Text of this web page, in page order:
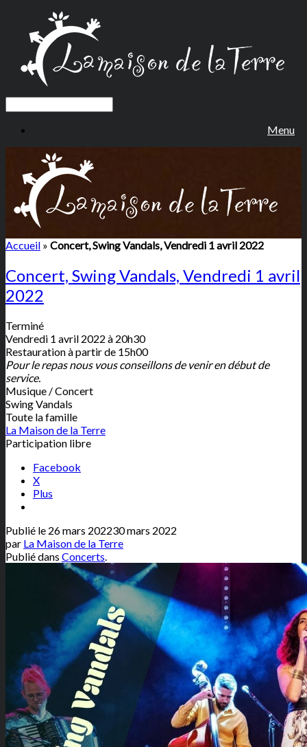
Menu
Accueil » Concert, Swing Vandals, Vendredi 1 avril 2022
Concert, Swing Vandals, Vendredi 1 avril
2022
Terminé
Vendredi 1 avril 2022 à 20h30
Restauration à partir de 15h00
Pour le repas nous vous conseillons de venir en début de
service.
Musique / Concert
Swing Vandals
Toute la famille
La Maison de la Terre
Participation libre
Facebook
X
Plus
Publié le 26 mars 202230 mars 2022
par La Maison de la Terre
Publié dans Concerts.